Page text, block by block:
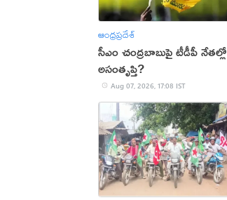
ఆంధ్రప్రదేశ్
సీఎం చంద్రబాబుపై టీడీపీ నేతల్లో
అసంతృప్తి?
Aug 07, 2026, 17:08 IST